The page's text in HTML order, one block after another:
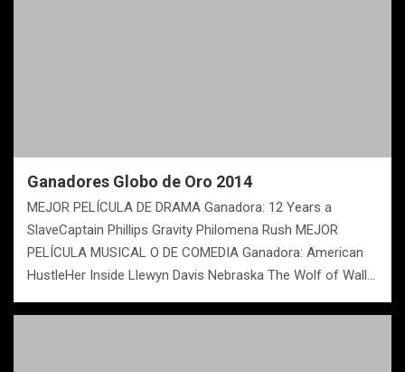
Ganadores Globo de Oro 2014
MEJOR PELÍCULA DE DRAMA Ganadora: 12 Years a
SlaveCaptain Phillips Gravity Philomena Rush MEJOR
PELÍCULA MUSICAL O DE COMEDIA Ganadora: American
HustleHer Inside Llewyn Davis Nebraska The Wolf of Wall…